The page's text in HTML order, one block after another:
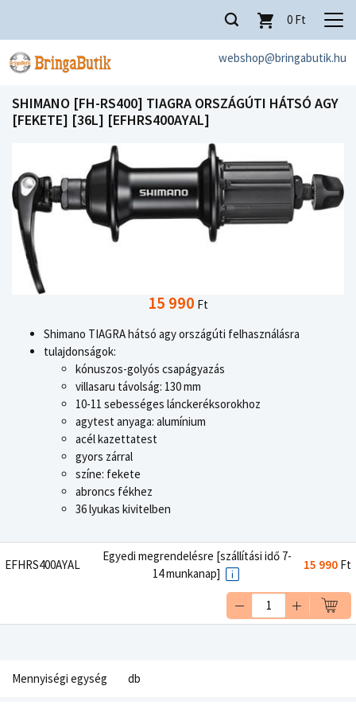
webshop@bringabutik.hu
0 Ft
SHIMANO [FH-RS400] TIAGRA ORSZÁGÚTI HÁTSÓ AGY
[FEKETE] [36L] [EFHRS400AYAL]
15 990 Ft
Shimano TIAGRA hátsó agy országúti felhasználásra
tulajdonságok:
kónuszos-golyós csapágyazás
villasaru távolság: 130 mm
10-11 sebességes lánckeréksorokhoz
agytest anyaga: alumínium
acél kazettatest
gyors zárral
színe: fekete
abroncs fékhez
36 lyukas kivitelben
EFHRS400AYAL
Egyedi megrendelésre [szállítási idő 7-
14 munkanap]
15 990 Ft
Mennyiségi egység db